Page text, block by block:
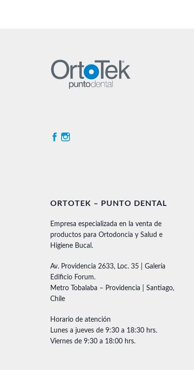
ORTOTEK – PUNTO DENTAL
Empresa especializada en la venta de
productos para Ortodoncia y Salud e
Higiene Bucal.
Av. Providencia 2633, Loc. 35 | Galería
Edificio Forum.
Metro Tobalaba – Providencia | Santiago,
Chile
Horario de atención
Lunes a jueves de 9:30 a 18:30 hrs.
Viernes de 9:30 a 18:00 hrs.